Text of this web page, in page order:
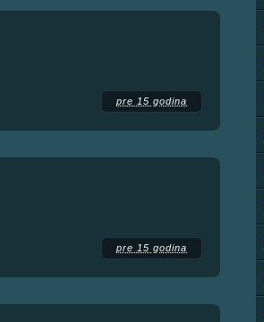
pre 15 godina
pre 15 godina